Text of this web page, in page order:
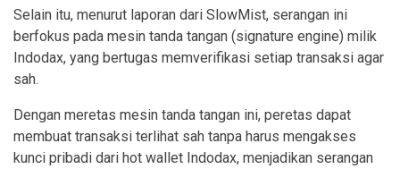
Selain itu, menurut laporan dari SlowMist, serangan ini
berfokus pada mesin tanda tangan (signature engine) milik
Indodax, yang bertugas memverifikasi setiap transaksi agar
sah.
Dengan meretas mesin tanda tangan ini, peretas dapat
membuat transaksi terlihat sah tanpa harus mengakses
kunci pribadi dari hot wallet Indodax, menjadikan serangan